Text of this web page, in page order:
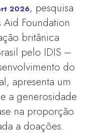
2026, pesquisa
Aid Foundation
britânica
pelo IDIS –
do
apresenta um
a generosidade
na proporção
a doações.